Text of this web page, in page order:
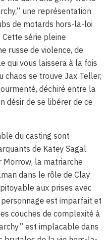
une représentation
de motards hors-la-loi
Cette série pleine
russe de violence, de
qui vous laissera à la fois
chaos se trouve Jax Teller,
déchiré entre la
désir de se libérer de ce
du casting sont
de Katey Sagal
Morrow, la matriarche
dans le rôle de Clay
aux prises avec
est imparfait et
couches de complexité à
est implacable dans